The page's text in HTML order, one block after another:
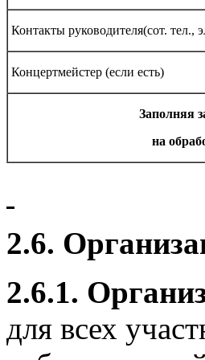
Контакты руководителя(сот. тел.,
Концертмейстер (если есть)
Заполняя
на
2.6.
2.6.1.
для всех